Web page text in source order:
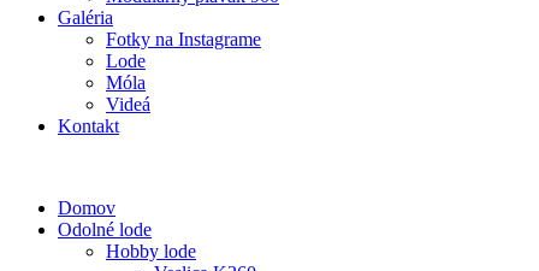
Galéria
Fotky na Instagrame
Lode
Móla
Videá
Kontakt
Domov
Odolné lode
Hobby lode